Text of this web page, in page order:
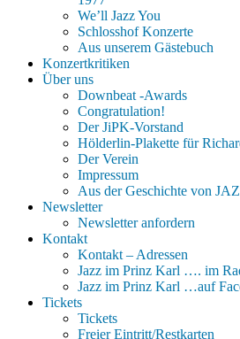
We’ll Jazz You
Schlosshof Konzerte
Aus unserem Gästebuch
Konzertkritiken
Über uns
Downbeat -Awards
Congratulation!
Der JiPK-Vorstand
Hölderlin-Plakette für
Der Verein
Impressum
Aus der Geschichte von
Newsletter
Newsletter anfordern
Kontakt
Kontakt – Adressen
Jazz im Prinz Karl …. im
Jazz im Prinz Karl …auf
Tickets
Tickets
Freier Eintritt/Restkarten